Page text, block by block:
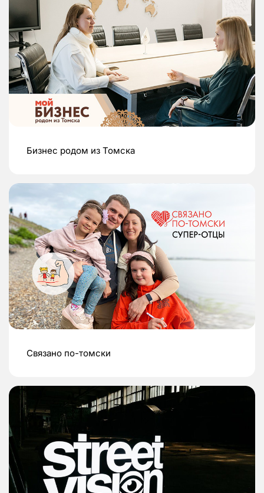
Бизнес родом из Томска
Связано по-томски